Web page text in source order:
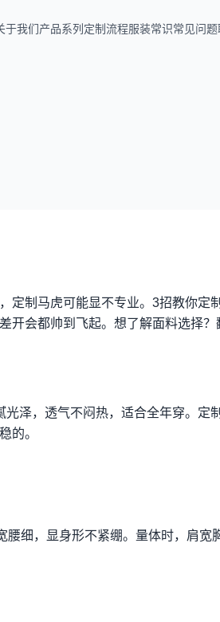
于我们产品系列 定制流程服装常识常见问题
定制马虎可能显不专业。3招教你定制
开会都帅到飞起。想了解面料选择？
泽，透气不闷热，适合全年穿。定制
的。
细，显身形不紧绷。量体时，肩宽